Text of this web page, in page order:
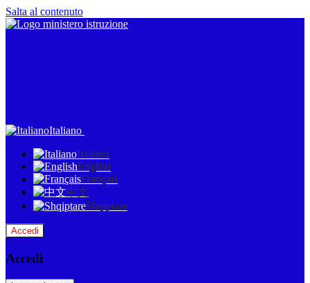
Salta al contenuto
Italiano
Italiano
English
Français
中文
Shqiptare
Accedi
Accedi